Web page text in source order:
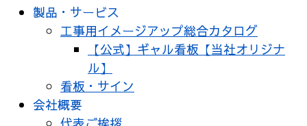
製品・サービス
工事用イメージアップ総合カタログ
【公式】ギャル看板【当社オリジナ
ル】
看板・サイン
会社概要